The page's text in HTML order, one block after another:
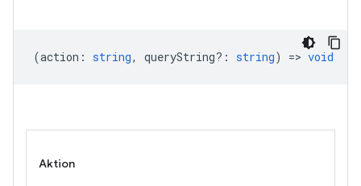
(action : string, queryString? : string) => void
Aktion